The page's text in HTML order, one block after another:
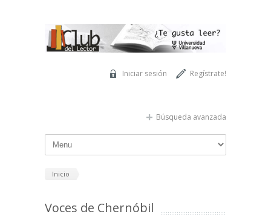
Regístrate!
Iniciar sesión
Búsqueda avanzada
Inicio
Voces de Chernóbil